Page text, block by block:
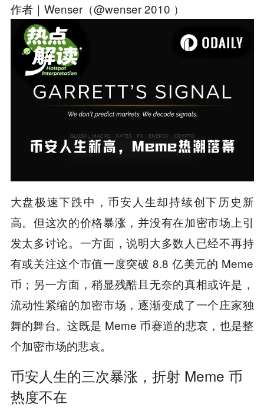
作者｜Wenser（@wenser 2010 ）
大盘极速下跌中，币安人生却持续创下历史新
高。但这次的价格暴涨，并没有在加密市场上引
发太多讨论。一方面，说明大多数人已经不再持
有或关注这个市值一度突破 8.8 亿美元的 Meme
币；另一方面，稍显残酷且无奈的真相或许是，
流动性紧缩的加密市场，逐渐变成了一个庄家独
舞的舞台。这既是 Meme 币赛道的悲哀，也是整
个加密市场的悲哀。
币安人生的三次暴涨，折射 Meme 币
热度不在